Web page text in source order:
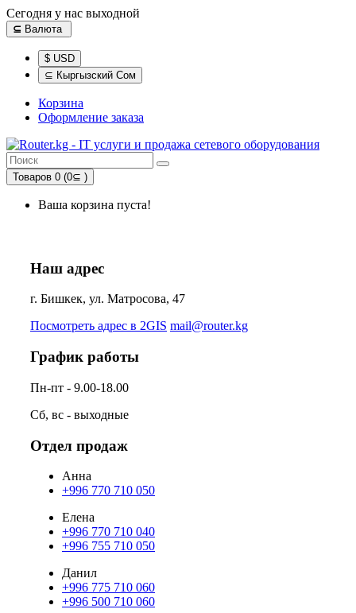
Сегодня у нас выходной
⊆ Валюта
$ USD
⊆ Кыргызский Сом
Корзина
Оформление заказа
Товаров 0 (0⊆ )
Ваша корзина пуста!
Наш адрес
г. Бишкек, ул. Матросова, 47
Посмотреть адрес в 2GIS mail@router.kg
График работы
Пн-пт - 9.00-18.00
Сб, вс - выходные
Отдел продаж
Анна
+996 770 710 050
Елена
+996 770 710 040
+996 755 710 050
Данил
+996 775 710 060
+996 500 710 060